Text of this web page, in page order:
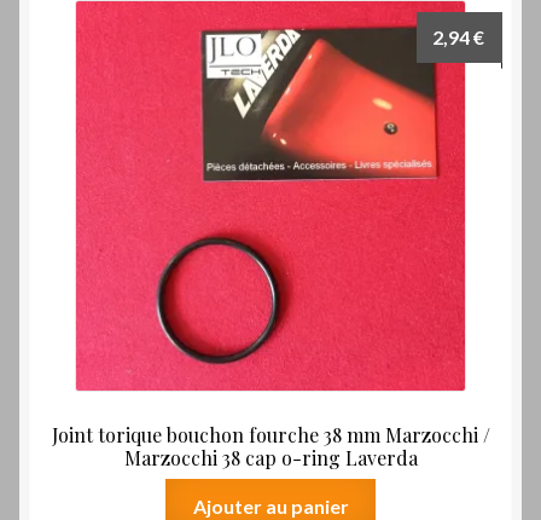
Joint torique bouchon fourche 38 mm Marzocchi /
Marzocchi 38 cap o-ring Laverda
2,94€
Ajouter au panier